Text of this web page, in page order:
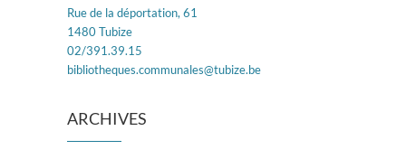
Rue de la déportation, 61
1480 Tubize
02/391.39.15
bibliotheques.communales@tubize.be
ARCHIVES